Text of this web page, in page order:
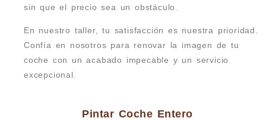
sin que el precio sea un obstáculo.
En nuestro taller, tu satisfacción es nuestra prioridad.
Confía en nosotros para renovar la imagen de tu
coche con un acabado impecable y un servicio
excepcional.
Pintar Coche Entero